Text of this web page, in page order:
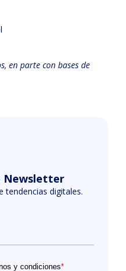
en parte con bases de
Newsletter
tendencias digitales.